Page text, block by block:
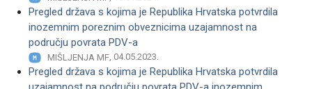
Pregled država s kojima je Republika Hrvatska potvrdila
inozemnim poreznim obveznicima uzajamnost na
području povrata PDV-a
MIŠLJENJA MF, 04.05.2023.
Pregled država s kojima je Republika Hrvatska potvrdila